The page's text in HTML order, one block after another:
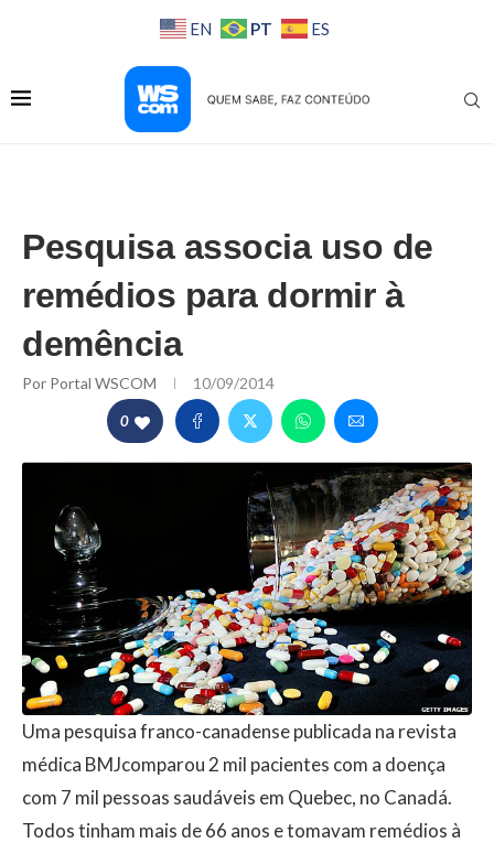
EN PT ES
Pesquisa associa uso de
remédios para dormir à
demência
Por Portal WSCOM 10/09/2014
0
Uma pesquisa franco-canadense publicada na revista
médica BMJcomparou 2 mil pacientes com a doença
com 7 mil pessoas saudáveis em Quebec, no Canadá.
Todos tinham mais de 66 anos e tomavam remédios à